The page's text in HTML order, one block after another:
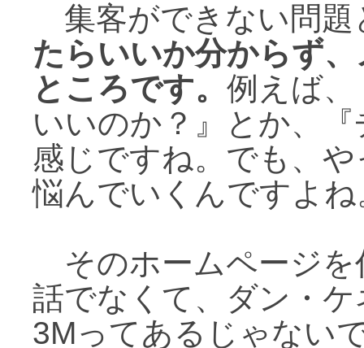
集客ができない問題
たらいいか分からず
ところです。 例えば
いいのか？』とか、
感じですね。でも、
悩んでいくんですよね
そのホームページを
話でなくて、ダン・
3Mってあるじゃない